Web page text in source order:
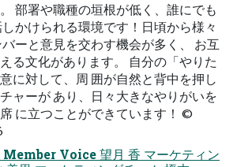
部署や職種の垣根が低く、誰にでも
かけられる環境です！日頃から様々
ーと意見を交わす機会が多く、 お互
る文化があります。 自分の「やりた
に対して、周 囲が自然と背中を押し
ャーが あり、日々大きなやりがいを
に立つことができています！ ©︎
Member Voice 望月 香 マーケティン